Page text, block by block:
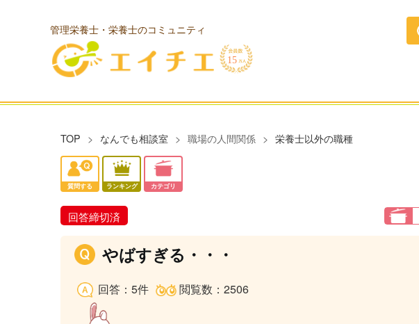
管理栄養士・栄養士のコミュニティ
TOP なんでも相談室 職場の人間関係 栄養士以外の職種
質問する ランキング カテゴリ
回答締切済
やばすぎる・・・
回答：5件 閲覧数：2506